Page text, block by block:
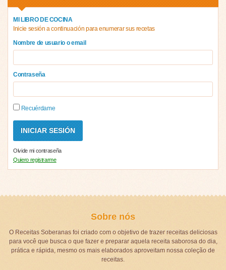
MI LIBRO DE COCINA
Inicie sesión a continuación para enumerar sus recetas
Nombre de usuario o email
Contraseña
Recuérdame
Olvide mi contraseña
Quiero registrarme
Sobre nós
O Receitas Soberanas foi criado com o objetivo de trazer receitas deliciosas
para você que busca o que fazer e preparar aquela receita saborosa do dia,
prática e rápida, mesmo os mais elaborados aproveitam nossa coleção de
receitas.